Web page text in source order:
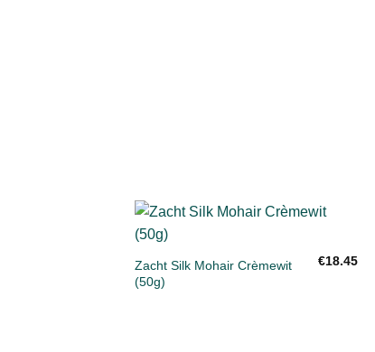
aan
Zacht Silk Mohair Crèmewit
(50g)
€18.45